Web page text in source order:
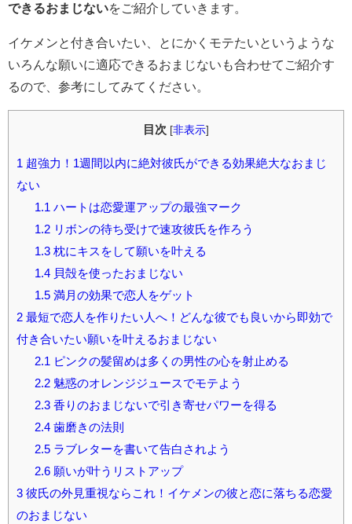
できるおまじないをご紹介していきます。
イケメンと付き合いたい、とにかくモテたいというような
いろんな願いに適応できるおまじないも合わせてご紹介す
るので、参考にしてみてください。
目次 [非表示]
1 超強力！1週間以内に絶対彼氏ができる効果絶大なおまじ
ない
1.1 ハートは恋愛運アップの最強マーク
1.2リボンの待ち受けで速攻彼氏を作ろう
1.3枕にキスをして願いを叶える
1.4貝殻を使ったおまじない
1.5満月の効果で恋人をゲット
2 最短で恋人を作りたい人へ！どんな彼でも良いから即効で
付き合いたい願いを叶えるおまじない
2.1 ピンクの髪留めは多くの男性の心を射止める
2.2魅惑のオレンジジュースでモテよう
2.3香りのおまじないで引き寄せパワーを得る
2.4歯磨きの法則
2.5ラブレターを書いて告白されよう
2.6願いが叶うリストアップ
3 彼氏の外見重視ならこれ！イケメンの彼と恋に落ちる恋愛
のおまじない